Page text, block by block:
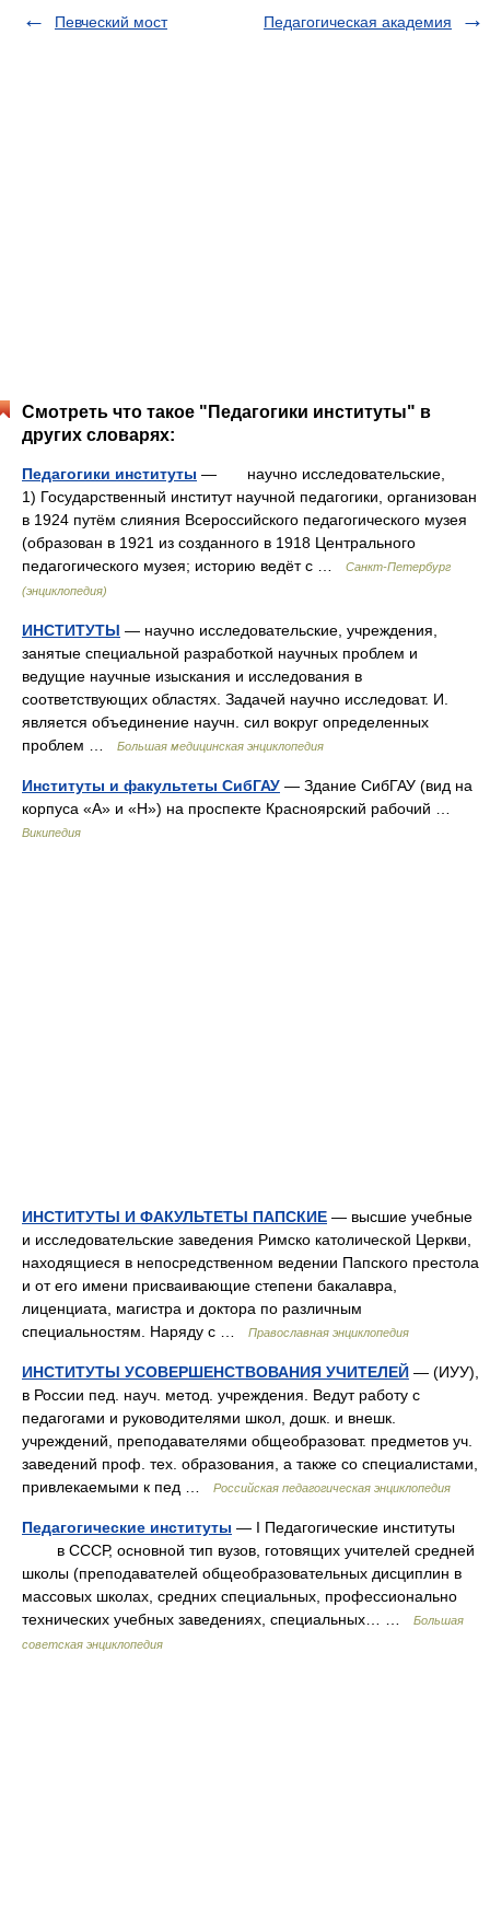
Певческий мост
Педагогическая академия
Смотреть что такое "Педагогики институты" в
других словарях:
Педагогики институты — научно исследовательские,
1) Государственный институт научной педагогики, организован
в 1924 путём слияния Всероссийского педагогического музея
(образован в 1921 из созданного в 1918 Центрального
педагогического музея; историю ведёт с …
Санкт-Петербург
(энциклопедия)
ИНСТИТУТЫ — научно исследовательские, учреждения,
занятые специальной разработкой научных проблем и
ведущие научные изыскания и исследования в
соответствующих областях. Задачей научно исследоват. И.
является объединение научн. сил вокруг определенных
проблем …
Большая медицинская энциклопедия
Институты и факультеты СибГАУ — Здание СибГАУ (вид на
корпуса «А» и «Н») на проспекте Красноярский рабочий …
Википедия
ИНСТИТУТЫ И ФАКУЛЬТЕТЫ ПАПСКИЕ — высшие учебные
и исследовательские заведения Римско католической Церкви,
находящиеся в непосредственном ведении Папского престола
и от его имени присваивающие степени бакалавра,
лиценциата, магистра и доктора по различным
специальностям. Наряду с …
Православная энциклопедия
ИНСТИТУТЫ УСОВЕРШЕНСТВОВАНИЯ УЧИТЕЛЕЙ — (ИУУ),
в России пед. науч. метод. учреждения. Ведут работу с
педагогами и руководителями школ, дошк. и внешк.
учреждений, преподавателями общеобразоват. предметов уч.
заведений проф. тех. образования, а также со специалистами,
привлекаемыми к пед …
Российская педагогическая энциклопедия
Педагогические институты — I Педагогические институты
в СССР, основной тип вузов, готовящих учителей средней
школы (преподавателей общеобразовательных дисциплин в
массовых школах, средних специальных, профессионально
технических учебных заведениях, специальных… …
Большая
советская энциклопедия